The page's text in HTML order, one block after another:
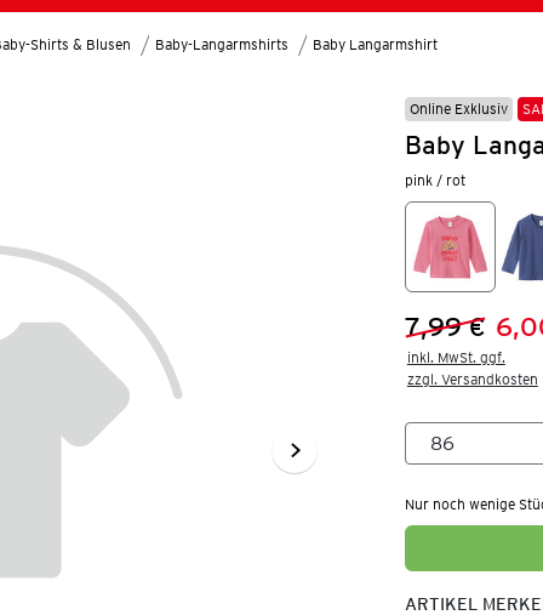
Shirts & Blusen Baby-Langarmshirts Baby Langarmshirt
Online Exklusiv
Baby
pink / rot
Vorheriger
7,99 €
Neuer
inkl. MwSt. ggf.
zzgl. Versandkosten
Nur noch wenige
ARTIKEL